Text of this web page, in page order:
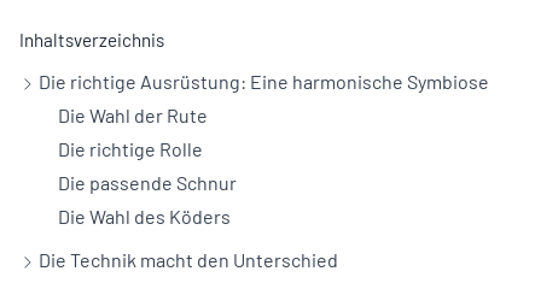
Inhaltsverzeichnis
Die richtige Ausrüstung: Eine harmonische Symbiose
Die Wahl der Rute
Die richtige Rolle
Die passende Schnur
Die Wahl des Köders
Die Technik macht den Unterschied